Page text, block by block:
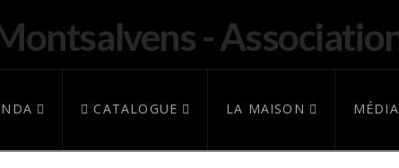
CATALOGUE LA MAISON